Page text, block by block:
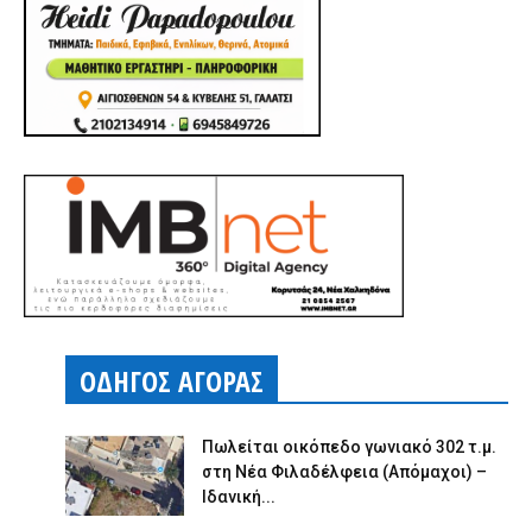
ΟΔΗΓΟΣ ΑΓΟΡΑΣ
Πωλείται οικόπεδο γωνιακό 302 τ.μ.
στη Νέα Φιλαδέλφεια (Απόμαχοι) –
Ιδανική...